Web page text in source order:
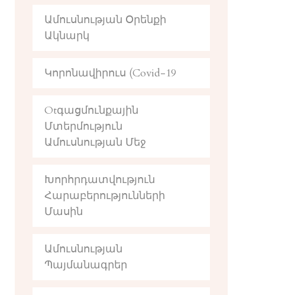
Ամուսնության Օրենքի
Ակնարկ
Կորոնավիրուս (Covid-19
Otգացմունքային
Մտերմություն
Ամուսնության Մեջ
Խորհրդատվություն
Հարաբերությունների
Մասին
Ամուսնության
Պայմանագրեր